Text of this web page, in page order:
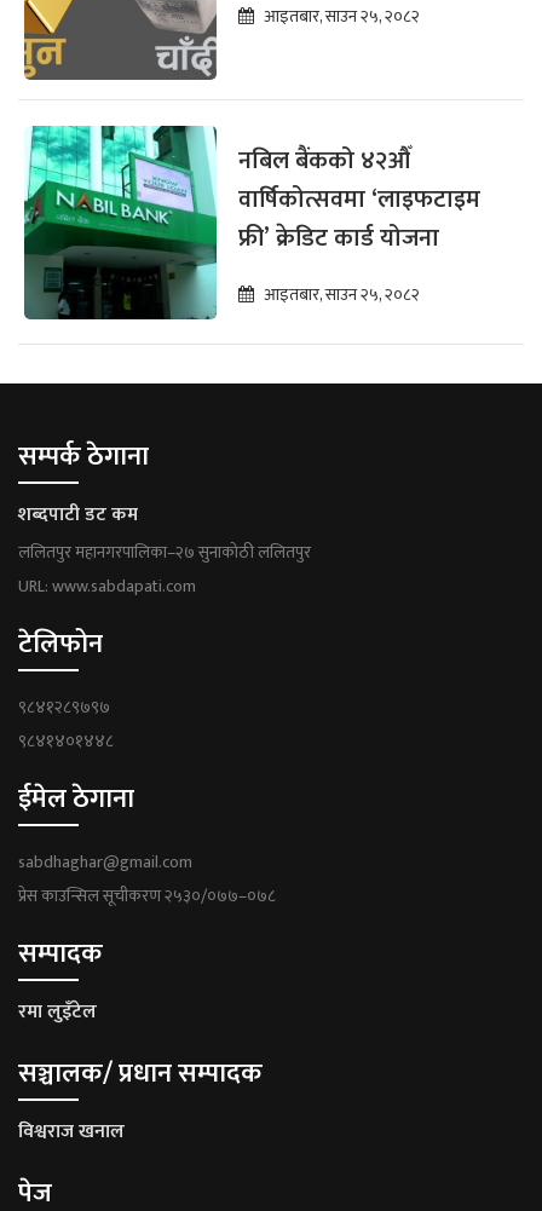
आइतबार, साउन २५, २०८२
नबिल बैंकको ४२औँ
वार्षिकोत्सवमा ‘लाइफटाइम
फ्री’ क्रेडिट कार्ड योजना
आइतबार, साउन २५, २०८२
सम्पर्क ठेगाना
शब्दपाटी डट कम
ललितपुर महानगरपालिका–२७ सुनाकोठी ललितपुर
URL: www.sabdapati.com
टेलिफोन
९८४१२८९७९७
९८४१४०१४४८
ईमेल ठेगाना
sabdhaghar@gmail.com
प्रेस काउन्सिल सूचीकरण २५३०/०७७–०७८
सम्पादक
रमा लुइँटेल
सञ्चालक/ प्रधान सम्पादक
विश्वराज खनाल
पेज